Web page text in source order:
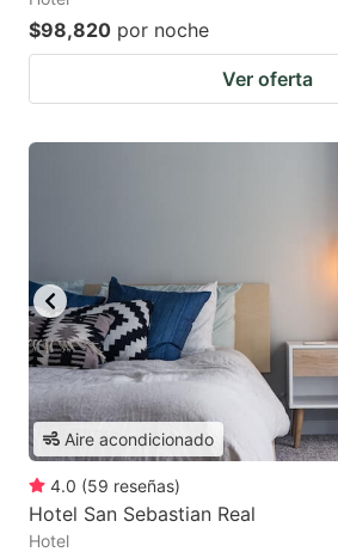
$98,820 por noche
Ver oferta
Aire acondicionado
4.0 (59 reseñas)
Hotel San Sebastian Real
Hotel